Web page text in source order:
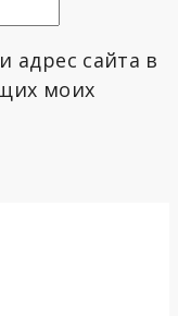
адрес сайта в
моих